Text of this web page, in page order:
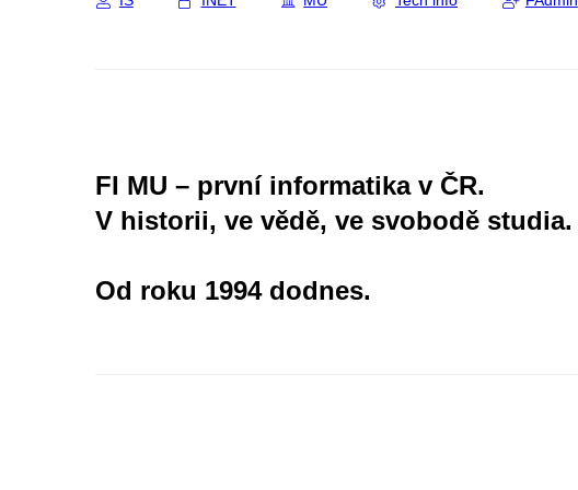
FI MU – první informatika v ČR.
V historii, ve vědě, ve svobodě studia.
Od roku 1994 dodnes.